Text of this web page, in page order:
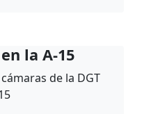
la A-15
de la DGT